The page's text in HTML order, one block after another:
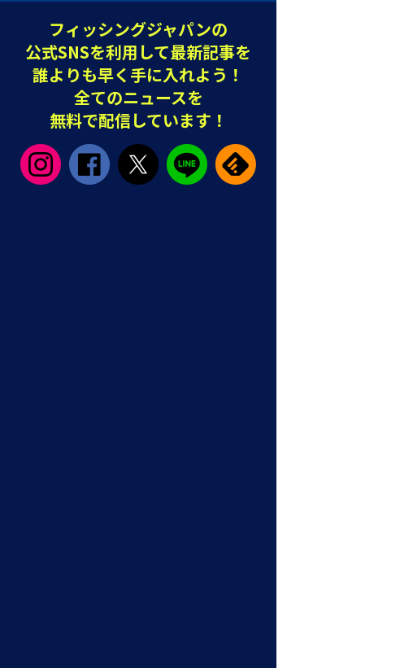
フィッシングジャパンの
公式SNSを利用して最新記事を
誰よりも早く手に入れよう！
全てのニュースを
無料で配信しています！